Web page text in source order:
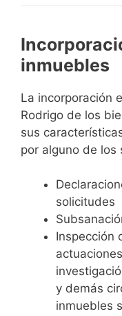
inmuebles
La incorporación
Rodrigo de los
sus
por alguno de los
solicitudes
Inspección
y demás
inmuebles